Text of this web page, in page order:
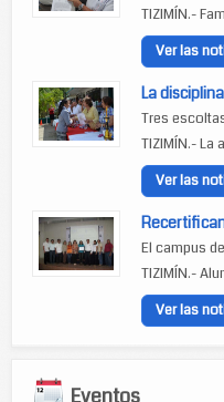
TIZIMÍN.-
Ver las
La
Tres
TIZIMÍN.- La
Ver las
El campus
TIZIMÍN.-
Ver las